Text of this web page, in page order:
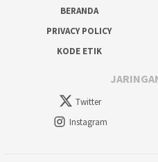
BERANDA
PRIVACY POLICY
KODE ETIK
Twitter
Instagram